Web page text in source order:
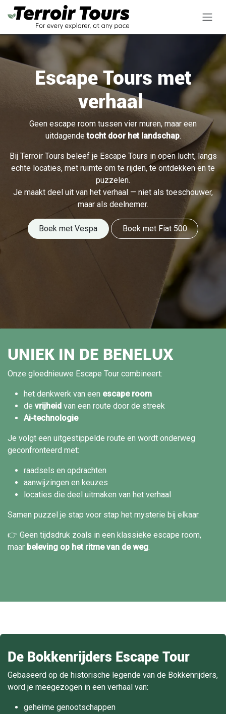
Overslaan naar inhoud
Escape Tours met
verhaal
Geen escape room tussen vier muren, maar een
uitdagendetocht door het landschap.
Bij Terroir Tours beleef je Escape Tours in open lucht, langs
echte locaties, met ruimte om te rijden, te ontdekken en te
puzzelen.
Je maakt deel uit van het verhaal — niet als toeschouwer,
maar als deelnemer.
Boek met Vespa Boek met Fiat 500​​
UNIEK IN DE BENELUX
Onze gloednieuwe Escape Tour combineert:
het denkwerk van een escape room
de vrijheid van een route door de streek
Ai-technologie
Je volgt een uitgestippelde route en wordt onderweg
geconfronteerd met:
raadsels en opdrachten
aanwijzingen en keuzes
locaties die deel uitmaken van het verhaal
Samen puzzel je stap voor stap het mysterie bij elkaar.
👉 Geen tijdsdruk zoals in een klassieke escape room,
maar beleving op het ritme van de weg.
De Bokkenrijders Escape Tour
Gebaseerd op de historische legende van de Bokkenrijders,
word je meegezogen in een verhaal van:
geheime genootschappen